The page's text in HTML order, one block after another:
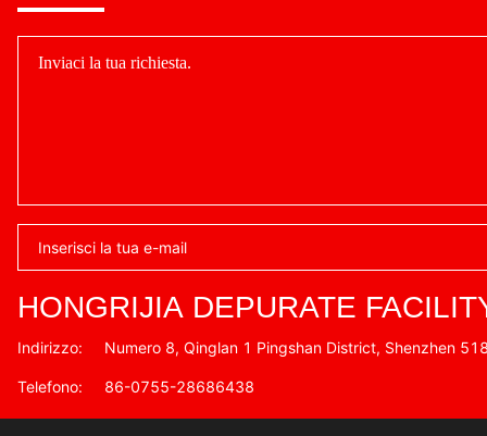
HONGRIJIA DEPURATE
Indirizzo: Numero 8, Qinglan 1 Pingshan District, Shenzhen
Telefono: 86-0755-28686438